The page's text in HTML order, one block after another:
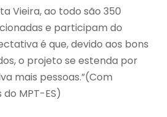
Vieira, ao todo são 350
e participam do
é que, devido aos bons
o projeto se estenda por
mais pessoas.”(Com
MPT-ES)